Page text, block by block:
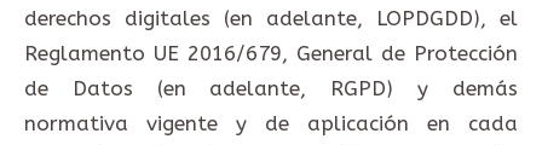
derechos digitales (en adelante, LOPDGDD), el
Reglamento UE 2016/679, General de Protección
de Datos (en adelante, RGPD) y demás
normativa vigente y de aplicación en cada